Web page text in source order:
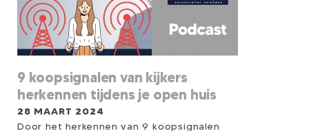
9 koopsignalen van kijkers
herkennen tijdens je open huis
28 MAART 2024
Door het herkennen van 9 koopsignalen